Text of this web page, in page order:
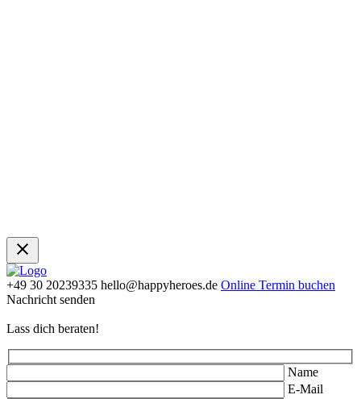
+49 30 20239335 hello@happyheroes.de Online Termin buchen
Nachricht senden
Lass dich beraten!
Name
E-Mail